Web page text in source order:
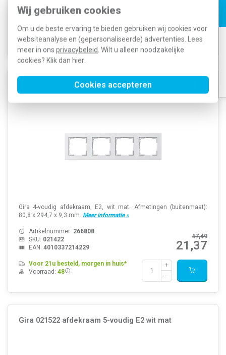
Wij gebruiken cookies
Om u de beste ervaring te bieden gebruiken wij cookies voor
websiteanalyse en (gepersonaliseerde) advertenties. Lees
meer in ons privacybeleid . Wilt u alleen noodzakelijke
cookies? Klik dan hier
Cookies accepteren
EAN:4010337213222
Voor 21u besteld, morgen in huis*
Voorraad: 141
Gira 021422 afdekraam 4-voudig E2 wit mat
Gira 4-voudig afdekraam, E2, wit mat. Afmetingen (buitenmaat):
80,8 x 294,7 x 9,3 mm. Meer informatie »
47,49
21,37
Artikelnummer: 266808
SKU: 021422
EAN: 4010337214229
Voor 21u besteld, morgen in huis*
Voorraad: 48
Gira 021522 afdekraam 5-voudig E2 wit mat